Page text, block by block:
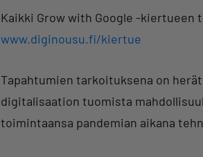
Kaikki Grow with Google -
www.diginousu.fi/kiertue
Tapahtumien tarkoituksena on
digitalisaation tuomista
toimintaansa pandemian aikana